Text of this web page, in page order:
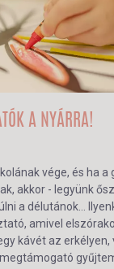
A NYÁRRA!
vége, és ha a
akkor - legyünk
a délutánok…
amivel
kávét az erkélyen,